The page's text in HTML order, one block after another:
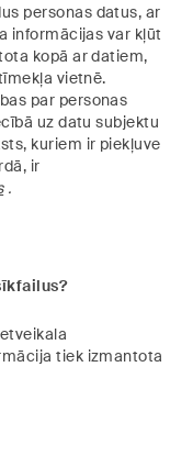
personas datus, ar
informācijas var kļūt
kopā ar datiem,
vietnē.
par personas
uz datu subjektu
kuriem ir piekļuve
ir
.
tiek izmantota